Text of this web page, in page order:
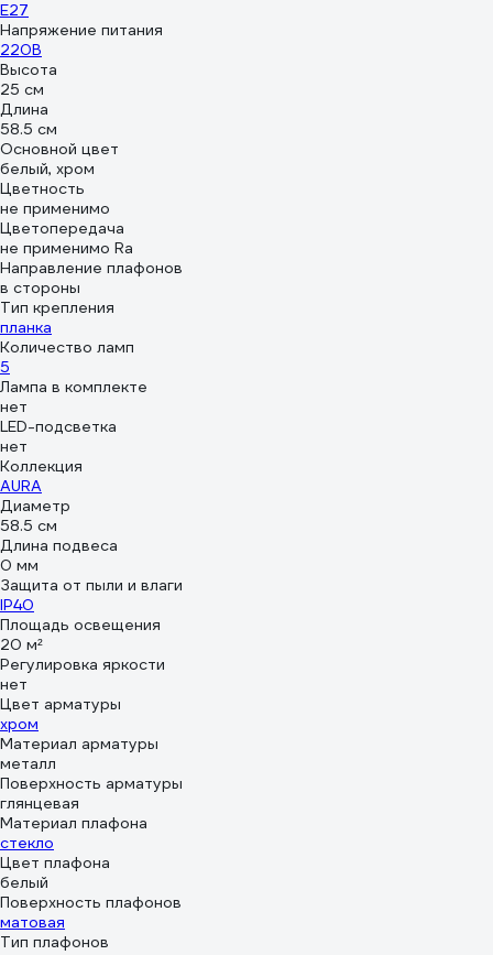
E27
Напряжение питания
220В
Высота
25 см
Длина
58.5 см
Основной цвет
белый, хром
Цветность
не применимо
Цветопередача
не применимо Ra
Направление плафонов
в стороны
Тип крепления
планка
Количество ламп
5
Лампа в комплекте
нет
LED-подсветка
нет
Коллекция
AURA
Диаметр
58.5 см
Длина подвеса
0 мм
Защита от пыли и влаги
IP40
Площадь освещения
20 м²
Регулировка яркости
нет
Цвет арматуры
хром
Материал арматуры
металл
Поверхность арматуры
глянцевая
Материал плафона
стекло
Цвет плафона
белый
Поверхность плафонов
матовая
Тип плафонов